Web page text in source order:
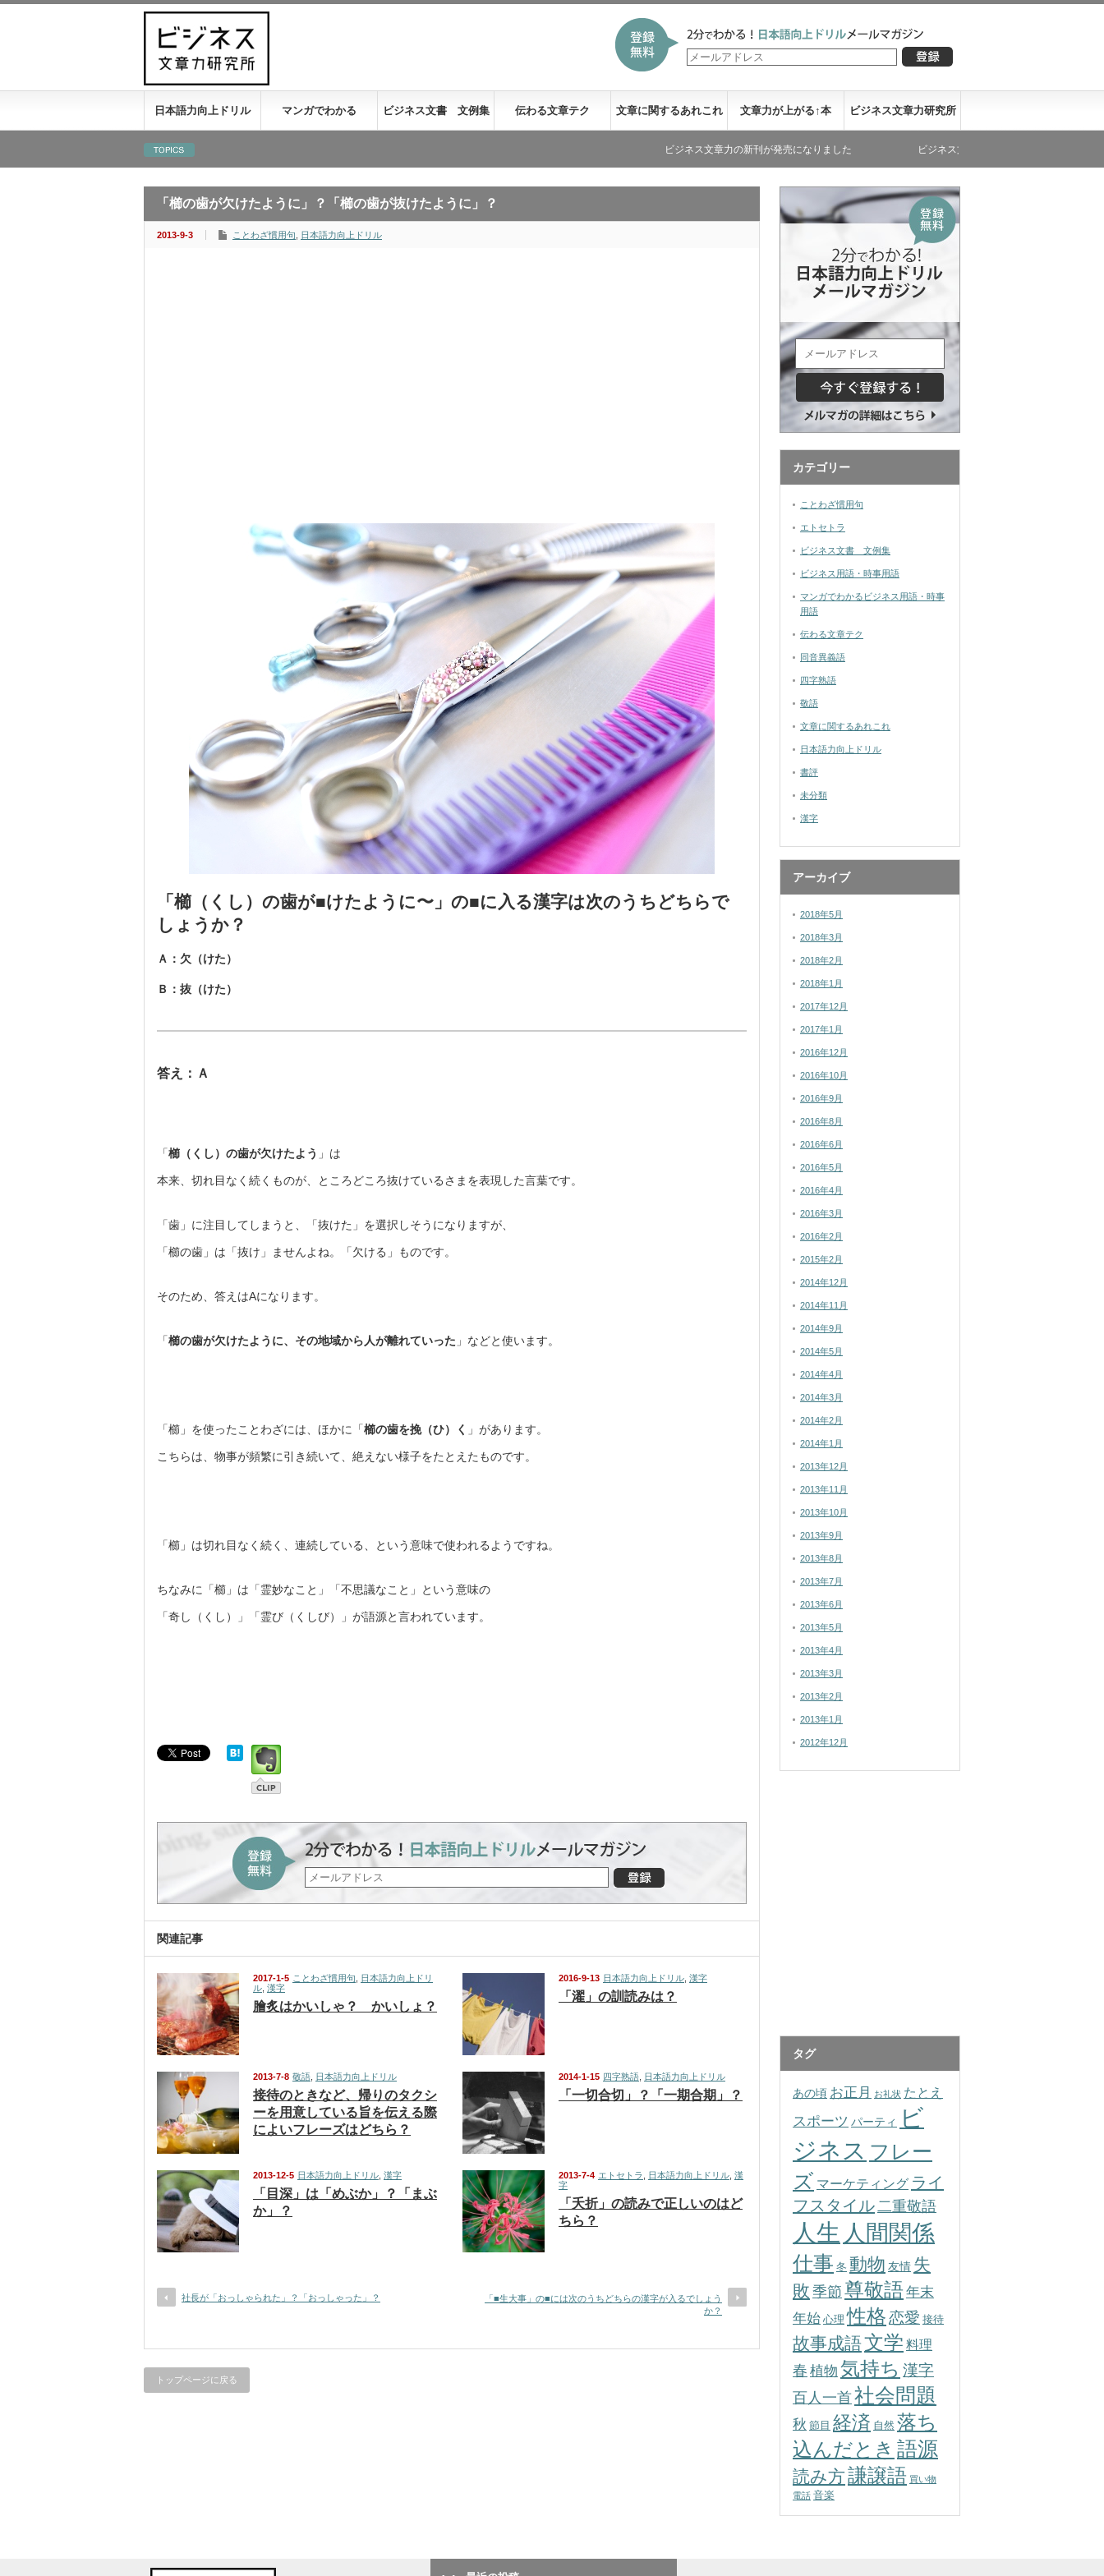
日本語力向上ドリル マンガでわかる ビジネス文書 文例集 伝わる文章テク 文章に関するあれこれ 文章力が上がる↑本 ビジネス文章力研究所
ビジネス文章力の新刊が発売になりました ビジネス文章力が書き下ろした文庫本が発売になりま
「櫛の歯が欠けたように」？「櫛の歯が抜けたように」？
2013-9-3 ことわざ慣用句 日本語力向上ドリル
「櫛（くし）の歯が■けたように〜」の■に入る漢字は次のうちどちらで
しょうか？
Ａ：欠（けた）
Ｂ：抜（けた）
答え：Ａ
「櫛（くし）の歯が欠けたよう 」は
本来、切れ目なく続くものが、ところどころ抜けているさまを表現した言葉です。
「歯」に注目してしまうと、「抜けた」を選択しそうになりますが、
「櫛の歯」は「抜け」ませんよね。「欠ける」ものです。
そのため、答えはAになります。
「櫛の歯が欠けたように、その地域から人が離れていった 」などと使います。
「櫛」を使ったことわざには、ほかに「櫛の歯を挽（ひ）く 」があります。
こちらは、物事が頻繁に引き続いて、絶えない様子をたとえたものです。
「櫛」は切れ目なく続く、連続している、という意味で使われるようですね。
ちなみに「櫛」は「霊妙なこと」「不思議なこと」という意味の
「奇し（くし）」「霊び（くしび）」が語源と言われています。
関連記事
2017-1-5 ことわざ慣用句
日本語力向上ドリ
ル 漢字
膾炙はかいしゃ？ かいしょ？
2016-9-13 日本語力向上ドリル 漢字
「濯」の訓読みは？
2013-7-8 敬語 日本語力向上ドリル
接待のときなど、帰りのタクシ
ーを用意している旨を伝える際
によいフレーズはどちら？
2014-1-15 四字熟語 日本語力向上ドリル
「一切合切」？「一期合期」？
2013-12-5 日本語力向上ドリル 漢字
「目深」は「めぶか」？「まぶ
か」？
2013-7-4 エトセトラ 日本語力向上ドリル 漢
字
「夭折」の読みで正しいのはど
ちら？
社長が「おっしゃられた」？「おっしゃった」？
「■生大事」の■には次のうちどちらの漢字が入るでしょう
か？
トップページに戻る
カテゴリー
ことわざ慣用句
エトセトラ
ビジネス文書 文例集
ビジネス用語・時事用語
マンガでわかるビジネス用語・時事
用語
伝わる文章テク
同音異義語
四字熟語
敬語
文章に関するあれこれ
日本語力向上ドリル
書評
未分類
漢字
アーカイブ
2018年5月
2018年3月
2018年2月
2018年1月
2017年12月
2017年1月
2016年12月
2016年10月
2016年9月
2016年8月
2016年6月
2016年5月
2016年4月
2016年3月
2016年2月
2015年2月
2014年12月
2014年11月
2014年9月
2014年5月
2014年4月
2014年3月
2014年2月
2014年1月
2013年12月
2013年11月
2013年10月
2013年9月
2013年8月
2013年7月
2013年6月
2013年5月
2013年4月
2013年3月
2013年2月
2013年1月
2012年12月
タグ
あの頃 お正月 お礼状 たとえ
スポーツ パーティ
ビ
ジネス フレー
ズ マーケティング ライ
フスタイル 二重敬語
人生 人間関係
仕事 冬 動物 友情 失
敗 季節 尊敬語年末
年始 心理 性格恋愛 接待
故事成語文学 料理
春 植物 気持ち 漢字
百人一首社会問題
秋 節目 経済 自然 落ち
込んだとき 語源
読み方謙譲語 買い物
電話 音楽